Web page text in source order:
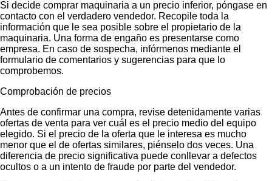
Si decide comprar maquinaria a un precio inferior, póngase en
contacto con el verdadero vendedor. Recopile toda la
información que le sea posible sobre el propietario de la
maquinaria. Una forma de engaño es presentarse como
empresa. En caso de sospecha, infórmenos mediante el
formulario de comentarios y sugerencias para que lo
comprobemos.
Comprobación de precios
Antes de confirmar una compra, revise detenidamente varias
ofertas de venta para ver cuál es el precio medio del equipo
elegido. Si el precio de la oferta que le interesa es mucho
menor que el de ofertas similares, piénselo dos veces. Una
diferencia de precio significativa puede conllevar a defectos
ocultos o a un intento de fraude por parte del vendedor.